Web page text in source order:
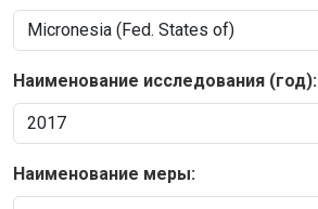
Наименование исследования (год):
Наименование меры: